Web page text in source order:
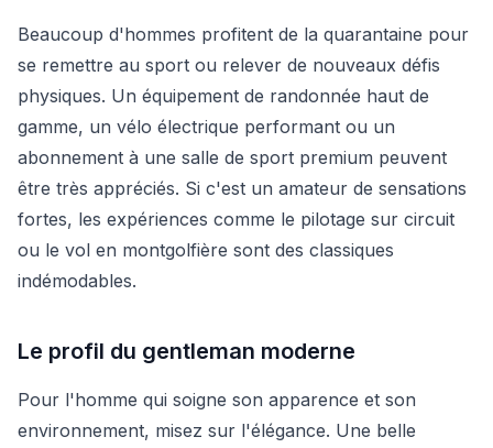
Beaucoup d'hommes profitent de la quarantaine pour
se remettre au sport ou relever de nouveaux défis
physiques. Un équipement de randonnée haut de
gamme, un vélo électrique performant ou un
abonnement à une salle de sport premium peuvent
être très appréciés. Si c'est un amateur de sensations
fortes, les expériences comme le pilotage sur circuit
ou le vol en montgolfière sont des classiques
indémodables.
Le profil du gentleman moderne
Pour l'homme qui soigne son apparence et son
environnement, misez sur l'élégance. Une belle